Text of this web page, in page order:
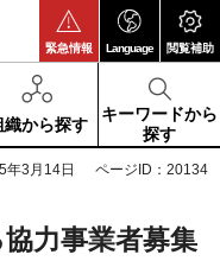
緊急情報 Language 閲覧補助
織から探す
キーワードから
探す
年3月14日 ページID：20134
力事業者募集